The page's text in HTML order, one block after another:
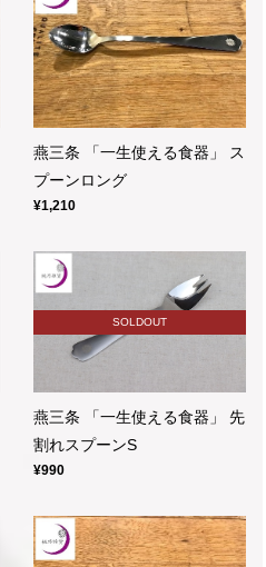
燕三条 「一生使える食器」 ス
プーンロング
¥1,210
SOLDOUT
燕三条 「一生使える食器」 先
割れスプーンS
¥990